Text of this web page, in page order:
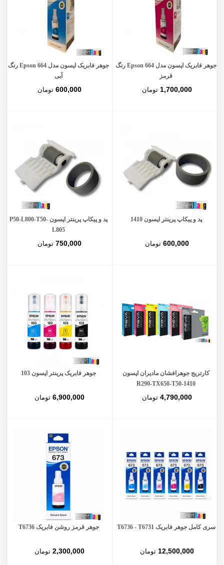
جوهر فابریک اپسون مدل Epson 664 رنگ
قرمز
1,700,000 تومان
جوهر فابریک اپسون مدل Epson 664 رنگ
آبی
600,000 تومان
پد و پیکاپ پرینتر اپسون 1410
600,000 تومان
پد و پیکاپ پرینتر اپسون P50-L800-T50-
L805
750,000 تومان
کارتریج جوهرافشان مادیران اپسون
1410-R290-TX650-T50
4,790,000 تومان
جوهر فابریک پرینتر اپسون 103
6,900,000 تومان
سری کامل جوهر فابریک T6736 - T6731
12,500,000 تومان
جوهر قرمز روشن فابریک T6736
2,300,000 تومان